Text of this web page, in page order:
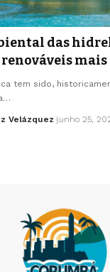
das
mais
tem sido,
Velázquez junho 25,